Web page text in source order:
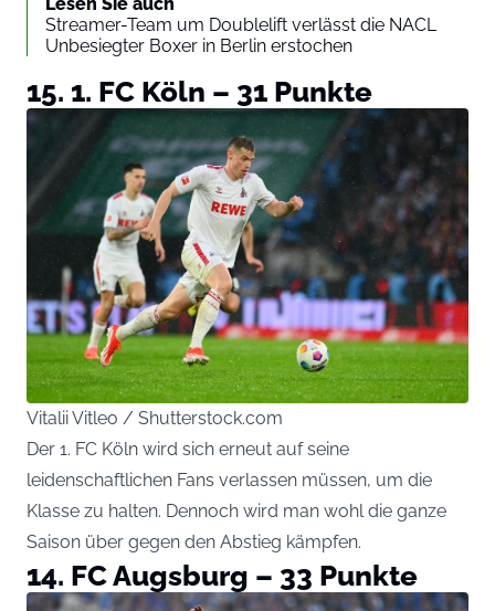
Streamer-Team um Doublelift verlässt die NACL
Unbesiegter Boxer in Berlin erstochen
15. 1. FC Köln – 31 Punkte
Vitalii Vitleo / Shutterstock.com
Der 1. FC Köln wird sich erneut auf seine
leidenschaftlichen Fans verlassen müssen, um die
Klasse zu halten. Dennoch wird man wohl die ganze
Saison über gegen den Abstieg kämpfen.
14. FC Augsburg – 33 Punkte